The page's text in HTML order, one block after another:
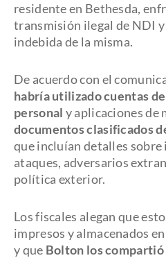
residente en Bethesda,
transmisión ilegal de NDI
indebida de la misma.
De acuerdo con el
habría utilizado cuentas
personal y aplicaciones de
documentos clasificados
que incluían detalles
ataques, adversarios
política exterior.
Los fiscales alegan que
impresos y almacenados
y que Bolton los